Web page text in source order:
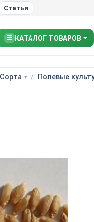
Статьи
☰ КАТАЛОГ ТОВАРОВ
Сорта Полевые